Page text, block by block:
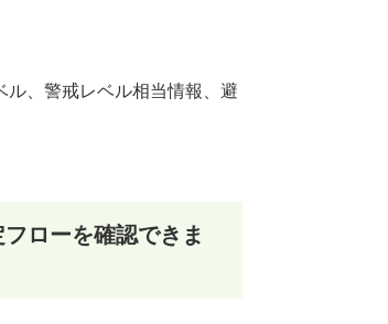
ル、警戒レベル相当情報、避
ローを確認できま